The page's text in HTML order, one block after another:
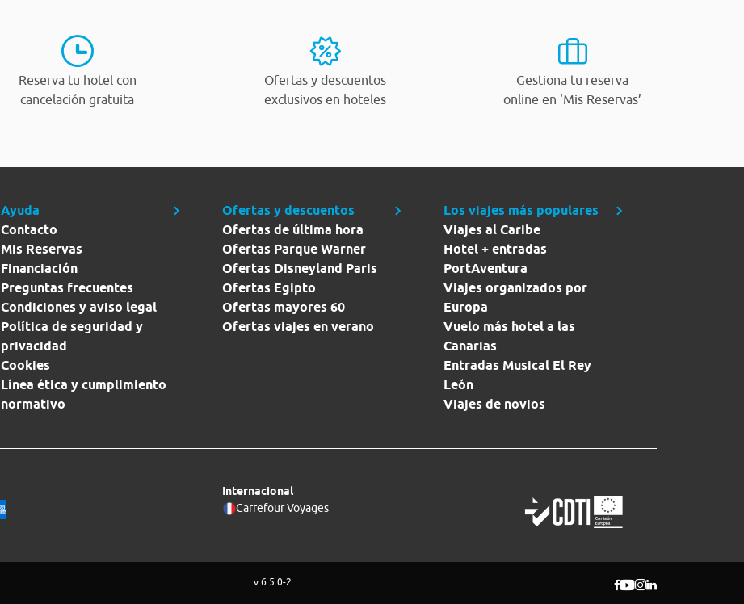
Reserva tu hotel con
cancelación gratuita
Ofertas y descuentos
exclusivos en hoteles
Gestiona tu reserva
online en ‘Mis Reservas’
Ayuda
Contacto
Mis Reservas
Financiación
Preguntas frecuentes
Condiciones y aviso legal
Política de seguridad y
privacidad
Cookies
Línea ética y cumplimiento
normativo
Ofertas y descuentos
Ofertas de última hora
Ofertas Parque Warner
Ofertas Disneyland Paris
Ofertas Egipto
Ofertas mayores 60
Ofertas viajes en verano
Los viajes más populares
Viajes al Caribe
Hotel + entradas
PortAventura
Viajes organizados por
Europa
Vuelo más hotel a las
Canarias
Entradas Musical El Rey
León
Viajes de novios
Internacional
Carrefour Voyages
v 6.5.0-2